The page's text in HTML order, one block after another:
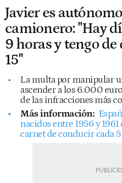
Javier es
camionero: "Hay
9 horas y tengo
15"
La multa por manipular
ascender a los 6.000
de las infracciones más
Más información:
nacidos entre 1956 y
carnet de conducir cada 5